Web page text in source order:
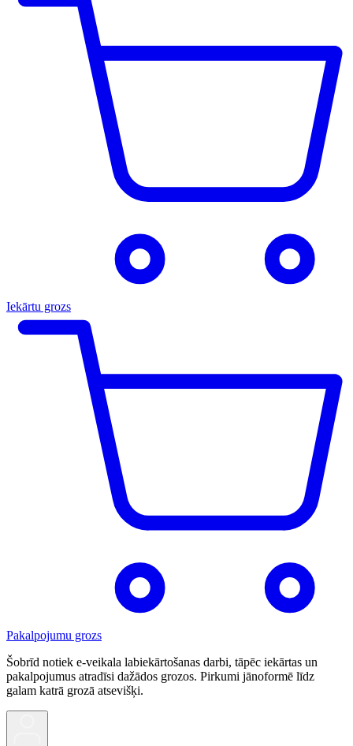
Iekārtu grozs
Pakalpojumu grozs
Šobrīd notiek e-veikala labiekārtošanas darbi, tāpēc iekārtas un
pakalpojumus atradīsi dažādos grozos. Pirkumi jānoformē līdz
galam katrā grozā atsevišķi.